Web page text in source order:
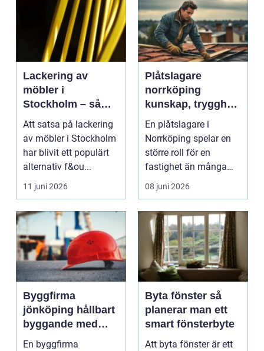
Lackering av
möbler i
Stockholm – så
förnyar du hemmet
med professionell
möbellackering
Att satsa på lackering
av möbler i Stockholm
har blivit ett populärt
alternativ f&ou...
11 juni 2026
Plåtslagare
norrköping
kunskap, trygghet
och hållbara
taklösningar
En plåtslagare i
Norrköping spelar en
större roll för en
fastighet än många
tänker på. Rätt
utformad...
08 juni 2026
Byggfirma
jönköping hållbart
byggande med
fokus på trä
En byggfirma
Byta fönster så
planerar man ett
smart fönsterbyte
Att byta fönster är ett